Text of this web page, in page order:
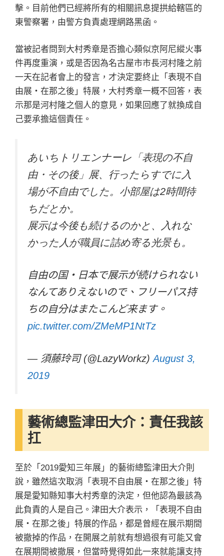
擊。目前他們已經將所有的相關訊息提拱給轄區的
東警察署，由警方負責處理網路黑函。
當被記者問到大村秀章是否擔心類似京阿尼縱火事
件再度重演，或是否因為名古屋市市長河村隆之前
一天在記者會上的發言，才決定要終止「表現不自
由展・在那之後」特展，大村秀章一概不回答，表
示那是河村隆之個人的意見，如果回應了就換成自
己要承擔這個責任。
あいちトリエンナーレ「表現の不自
由・その後」展、行ったらすでに入
場が不自由でした。小部屋は2時間待
ちだとか。
展示は今後も続けるのかと、入れな
かった人が職員に詰め寄る光景も。
自由の国・日本で展示が続けられない
なんてありえないので、フリーパス持
ちの自分はまたこんど来ます。
pic.twitter.com/ZMeMP1NtTz
— 須藤玲司 (@LazyWorkz)August 3,
2019
藝術總監津田大介：責任我該
扛
至於「2019愛知三年展」的藝術總監津田大介則
說，雖然這次取消「表現不自由展・在那之後」特
展是愛知縣知事大村秀章的決定，但他認為最該為
此負責的人是自己。津田大介表示，「表現不自由
展・在那之後」特展的作品，都是曾經在展示期間
被撤掉的作品，在開展之前就有想過很有可能又會
在展期間被撤展，但當時覺得如此一來就能讓支持